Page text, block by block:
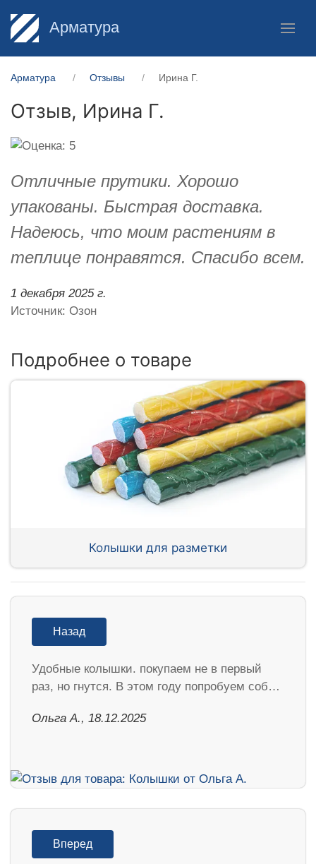
Арматура
Арматура Отзывы Ирина Г.
Отзыв, Ирина Г.
Отличные прутики. Хорошо
упакованы. Быстрая доставка.
Надеюсь, что моим растениям в
теплице понравятся. Спасибо всем.
1 декабря 2025 г.
Источник: Озон
Подробнее о товаре
Колышки для разметки
Назад
Удобные колышки. покупаем не в первый
раз, но гнутся. В этом году попробуем соб…
Ольга А., 18.12.2025
Вперед